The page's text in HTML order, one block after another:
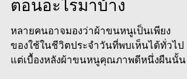
ผ้าขนหนูแต่ละผืน ผ่านขั้น
ตอนอะไรมาบ้าง